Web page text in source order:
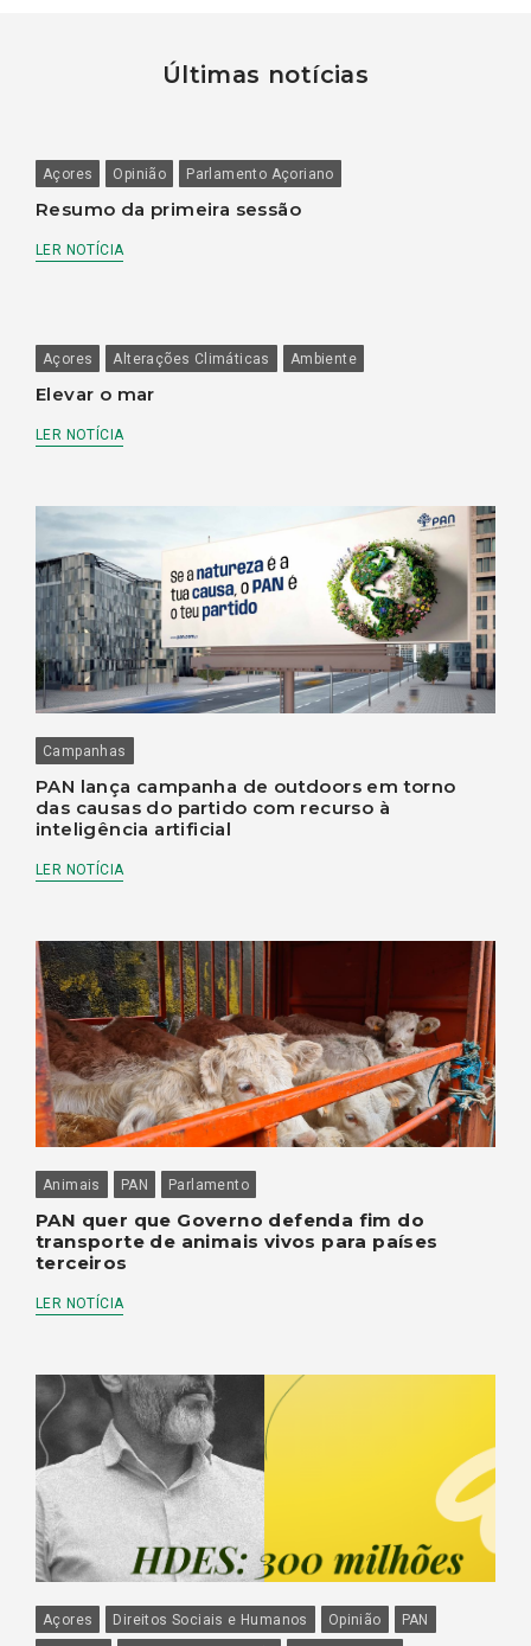
Últimas notícias
Açores Opinião Parlamento Açoriano
Resumo da primeira sessão
LER NOTÍCIA
Açores Alterações Climáticas Ambiente
Elevar o mar
LER NOTÍCIA
Campanhas
PAN lança campanha de outdoors em torno
das causas do partido com recurso à
inteligência artificial
LER NOTÍCIA
Animais PAN Parlamento
PAN quer que Governo defenda fim do
transporte de animais vivos para países
terceiros
LER NOTÍCIA
Açores Direitos Sociais e Humanos Opinião
PAN